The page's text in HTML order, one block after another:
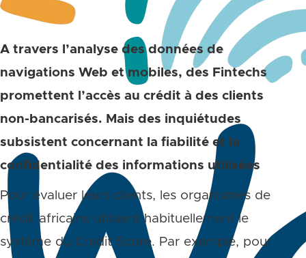
A travers l’analyse des données de
navigations Web et mobiles, des Fintechs
promettent l’accès au crédit à des clients
non-bancarisés. Mais des inquiétudes
subsistent concernant la fiabilité et la
confidentialité des informations utilisées
Pour évaluer leurs clients, les organismes de
crédit africains utilisent habituellement le
système du Credit Score. Par exemple, pour